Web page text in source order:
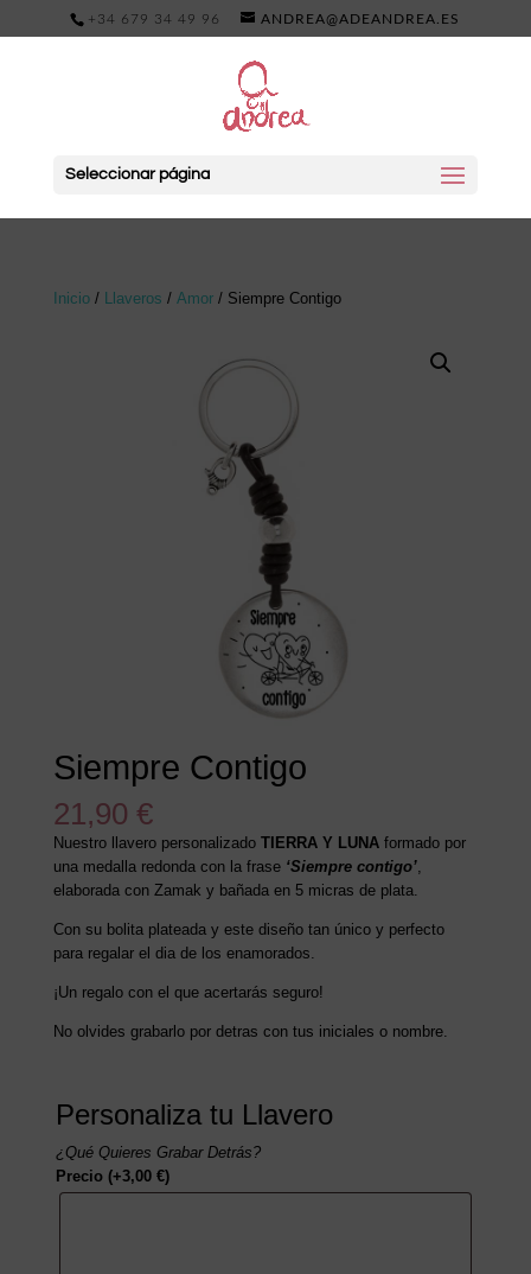
+34 679 34 49 96 ANDREA@ADEANDREA.ES
Seleccionar página
Inicio/ Llaveros / Amor/ Siempre Contigo
Siempre Contigo
21,90 €
Nuestro llavero personalizado TIERRA Y LUNAformado por
una medalla redonda con la frase ‘Siempre contigo’,
elaborada con Zamak y bañada en 5 micras de plata.
Con su bolita plateada y este diseño tan único y perfecto
para regalar el dia de los enamorados.
¡Un regalo con el que acertarás seguro!
No olvides grabarlo por detras con tus iniciales o nombre.
Personaliza tu Llavero
¿Qué Quieres Grabar Detrás?
Precio (+3,00 €)